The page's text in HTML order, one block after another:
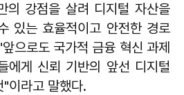
의 강점을 살려 디지털 자산을
있는 효율적이고 안전한 경로
으로도 국가적 금융 혁신 과제
에게 신뢰 기반의 앞선 디지털
이라고 말했다.